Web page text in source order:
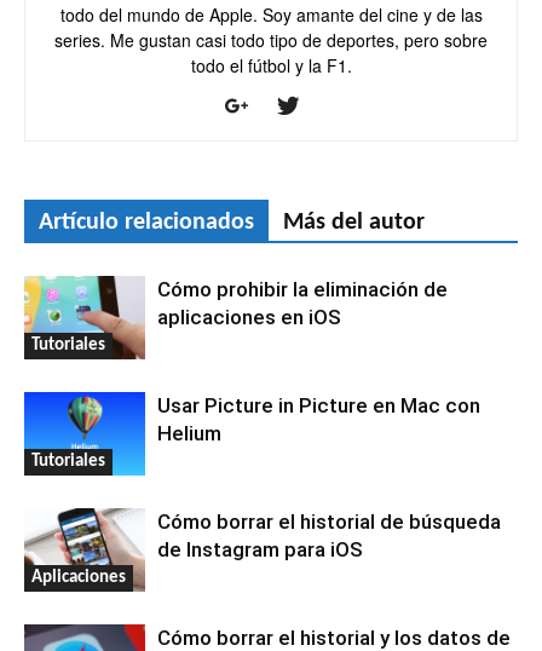
todo del mundo de Apple. Soy amante del cine y de las
series. Me gustan casi todo tipo de deportes, pero sobre
todo el fútbol y la F1.
Artículo relacionados Más del autor
Tutoriales
Cómo prohibir la eliminación de
aplicaciones en iOS
Tutoriales
Usar Picture in Picture en Mac con
Helium
Aplicaciones
Cómo borrar el historial de búsqueda
de Instagram para iOS
Cómo borrar el historial y los datos de